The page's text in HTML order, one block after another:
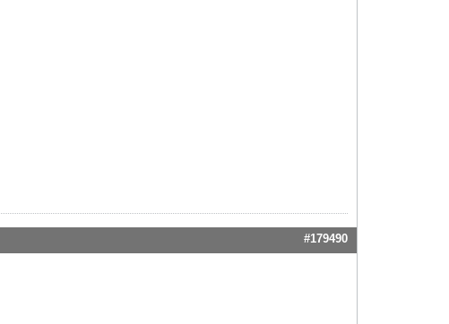
#179490